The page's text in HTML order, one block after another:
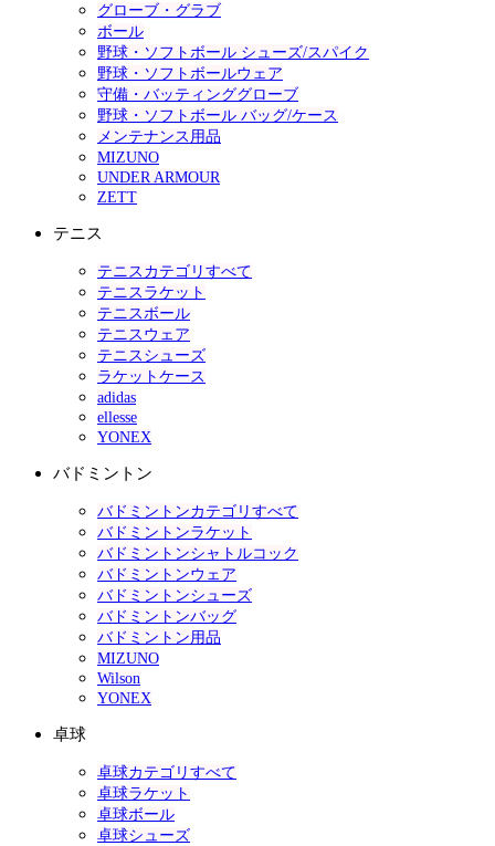
グローブ・グラブ
ボール
野球・ソフトボール シューズ/スパイク
野球・ソフトボールウェア
守備・バッティンググローブ
野球・ソフトボール バッグ/ケース
メンテナンス用品
MIZUNO
UNDER ARMOUR
ZETT
テニス
テニスカテゴリすべて
テニスラケット
テニスボール
テニスウェア
テニスシューズ
ラケットケース
adidas
ellesse
YONEX
バドミントン
バドミントンカテゴリすべて
バドミントンラケット
バドミントンシャトルコック
バドミントンウェア
バドミントンシューズ
バドミントンバッグ
バドミントン用品
MIZUNO
Wilson
YONEX
卓球
卓球カテゴリすべて
卓球ラケット
卓球ボール
卓球シューズ